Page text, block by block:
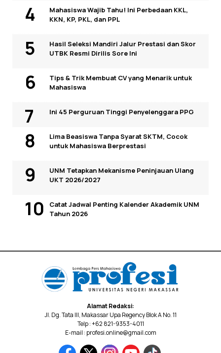
Mahasiswa Wajib Tahu! Ini Perbedaan KKL,
KKN, KP, PKL, dan PPL
Hasil Seleksi Mandiri Jalur Prestasi dan Skor
UTBK Resmi Dirilis Sore Ini
Tips & Trik Membuat CV yang Menarik untuk
Mahasiswa
Ini 45 Perguruan Tinggi Penyelenggara PPG
Lima Beasiswa Tanpa Syarat SKTM, Cocok
untuk Mahasiswa Berprestasi
UNM Tetapkan Mekanisme Peninjauan Ulang
UKT 2026/2027
Catat Jadwal Penting Kalender Akademik UNM
Tahun 2026
Alamat Redaksi:
Jl. Dg. Tata III, Makassar Upa Regency Blok A No. 11
Telp : +62 821-9353-4011
E-mail : profesi.online@gmail.com